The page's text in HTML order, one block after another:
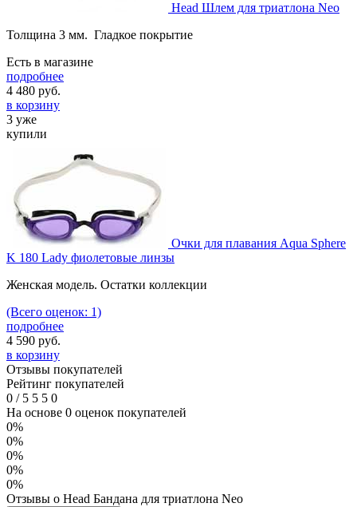
Head Шлем для триатлона Neo
Толщина 3 мм. Гладкое покрытие
Есть в магазине
подробнее
4 480 руб.
в корзину
3 уже
купили
Очки для плавания Aqua Sphere
K 180 Lady фиолетовые линзы
Женская модель. Остатки коллекции
(Всего оценок: 1)
подробнее
4 590 руб.
в корзину
Отзывы покупателей
Рейтинг покупателей
0 /5 5 5 0
На основе 0 оценок покупателей
0%
0%
0%
0%
0%
Отзывы о Head Бандана для триатлона Neo